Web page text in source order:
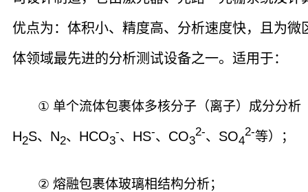
优点为：体积小、精度高、分析速度快，且为
体领域最先进的分析测试设备之一。适用于：
① 单个流体包裹体多核分子（离子）成分分析
H2S、 N2、 HCO3
-、 HS-、 CO3
2-、 SO4
2-等）；
② 熔融包裹体玻璃相结构分析；